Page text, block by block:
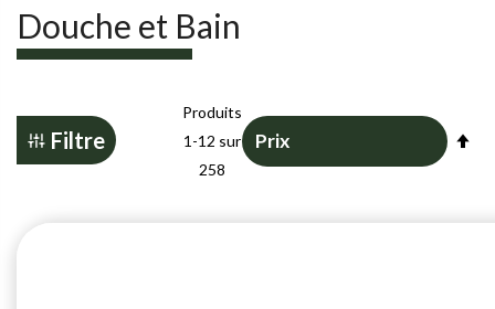
Douche et Bain
Filtre
Produits
1 -12 sur
258